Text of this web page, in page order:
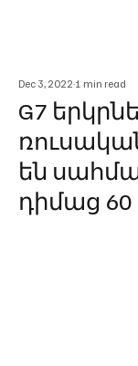
G7
են
դիմաց 60
Dec 3, 2022 1 min read